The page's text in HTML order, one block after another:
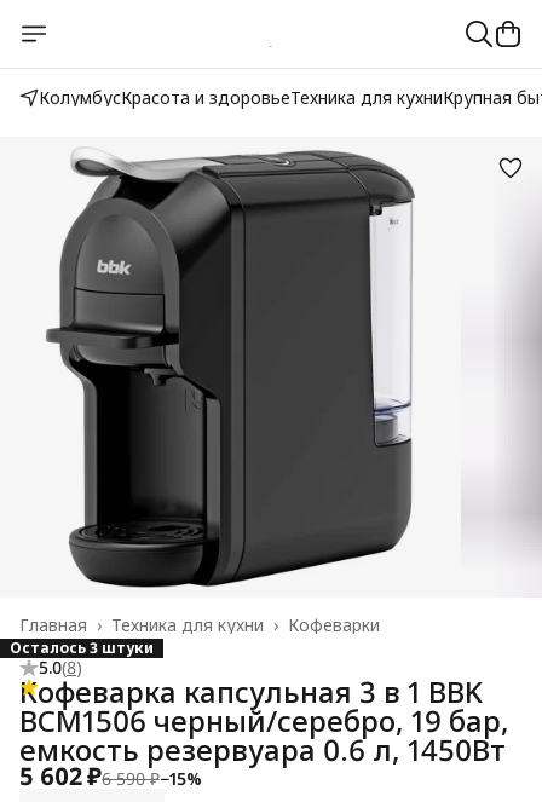
КолумбусКрасота и здоровьеТехника для кухниКрупная
Кофеварки
Техника для кухни ›
Главная ›
Осталось 3 штуки
5.0(8)
Кофеварка капсульная 3 в 1 BBK
BCM1506 черный/серебро, 19 бар,
емкость резервуара 0.6 л, 1450Вт
5 602 ₽6 590 ₽−15%